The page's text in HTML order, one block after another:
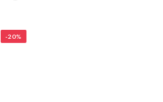
-20%